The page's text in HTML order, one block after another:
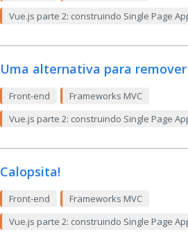
Vue.js parte 2: construindo Single Page
Uma alternativa para
Front-end
Frameworks MVC
Vue.js parte 2: construindo Single Page
Calopsita!
Front-end
Frameworks MVC
Vue.js parte 2: construindo Single Page